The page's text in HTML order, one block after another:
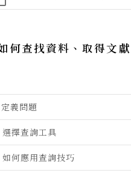
何查找資料、取得文獻
義問題
擇查詢工具
何應用查詢技巧